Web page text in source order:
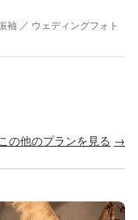
袖 ／ ウェディングフォト
の他のプランを見る